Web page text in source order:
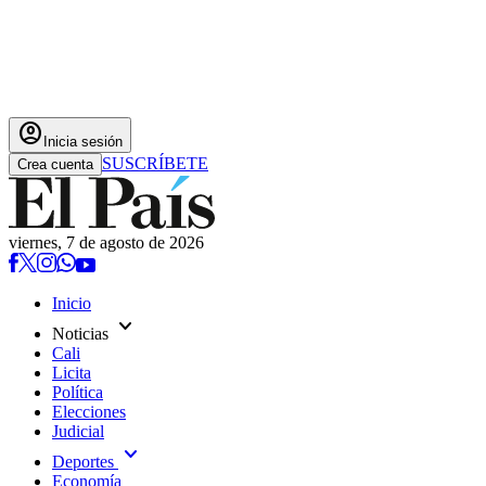
account_circle Inicia sesión
Crea cuenta SUSCRÍBETE
viernes, 7 de agosto de 2026
Inicio
Noticias expand_more
Cali
Licita
Política
Elecciones
Judicial
Deportes expand_more
Economía